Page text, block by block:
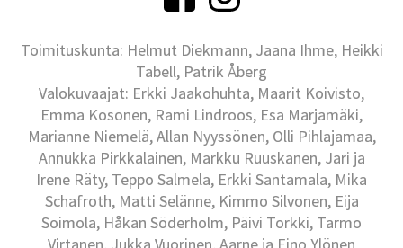
Toimituskunta: Helmut Diekmann, Jaana Ihme, Heikki
Tabell, Patrik Åberg
Valokuvaajat: Erkki Jaakohuhta, Maarit Koivisto,
Emma Kosonen, Rami Lindroos, Esa Marjamäki,
Marianne Niemelä, Allan Nyyssönen, Olli Pihlajamaa,
Annukka Pirkkalainen, Markku Ruuskanen, Jari ja
Irene Räty, Teppo Salmela, Erkki Santamala, Mika
Schafroth, Matti Selänne, Kimmo Silvonen, Eija
Soimola, Håkan Söderholm, Päivi Torkki, Tarmo